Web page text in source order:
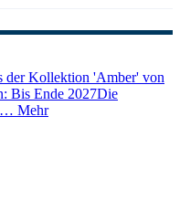
der Kollektion 'Amber' von
Bis Ende 2027Die
Mehr